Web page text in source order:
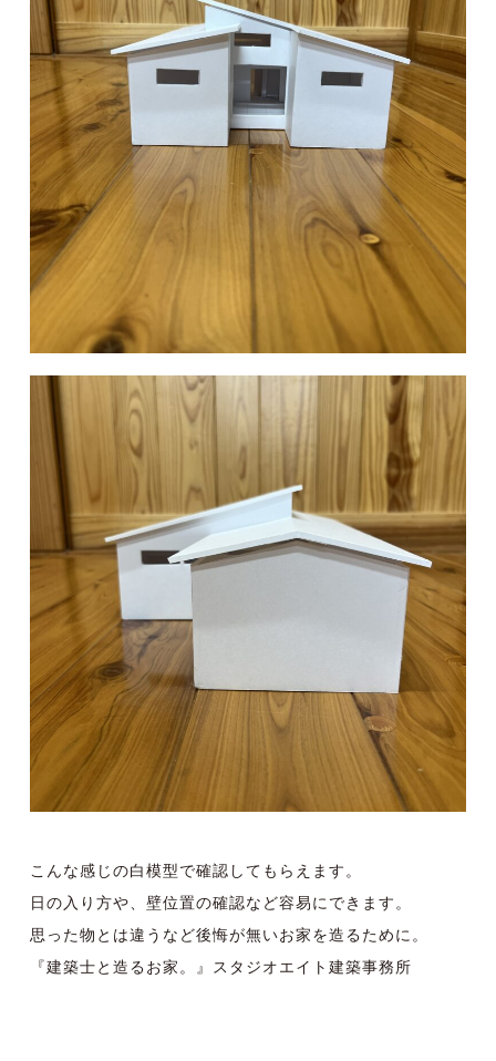
こんな感じの白模型で確認してもらえます。
日の入り方や、壁位置の確認など容易にできます。
思った物とは違うなど後悔が無いお家を造るために。
『建築士と造るお家。』スタジオエイト建築事務所